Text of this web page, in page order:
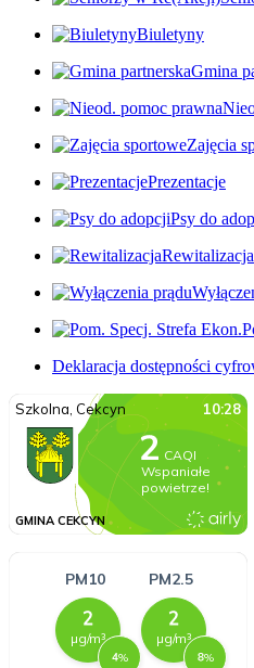
Biuletyny
Gmina
Zajęcia
Prezentacje
Psy do
Rewitalizacja
Deklaracja dostępności